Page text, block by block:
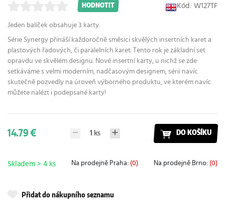
HODNOTIT Kód: W127TF
Jeden balíček obsahuje 3 karty.
Série Synergy přináší každoročně směsici skvělých insertních karet a
plastových řadových, či paralelních karet. Tento rok je základní set
opravdu ve skvělém designu. Nové insertní karty, u nichž se zde
setkáváme s velmi moderním, nadčasovým designem, sérii navíc
skutečně pozvedly na úroveň výborného produktu, ve kterém navíc
můžete nalézt i podepsané karty!
14.79 € 1 ks DO KOŠÍKU
Skladem > 4 ks Na prodejně Praha: (0) Na prodejně Brno: (0)
Přidat do nákupního seznamu